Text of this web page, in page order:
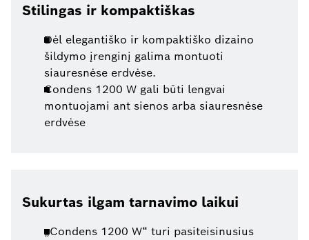
Stilingas ir kompaktiškas
Dėl elegantiško ir kompaktiško dizaino
šildymo įrenginį galima montuoti
siauresnėse erdvėse.
Condens 1200 W gali būti lengvai
montuojami ant sienos arba siauresnėse
erdvėse
Sukurtas ilgam tarnavimo laikui
„Condens 1200 W“ turi pasiteisinusius